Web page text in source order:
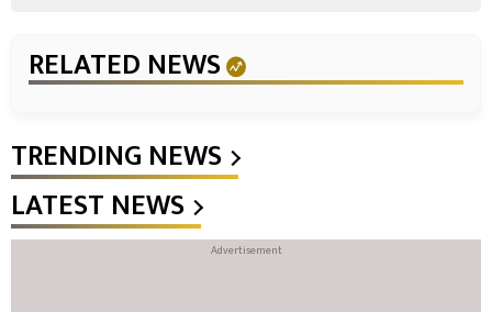
RELATED NEWS
TRENDING NEWS
LATEST NEWS